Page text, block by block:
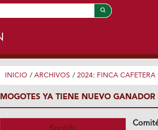
INICIO / ARCHIVOS / 2024: FINCA CAFETERA
MOGOTES YA TIENE NUEVO